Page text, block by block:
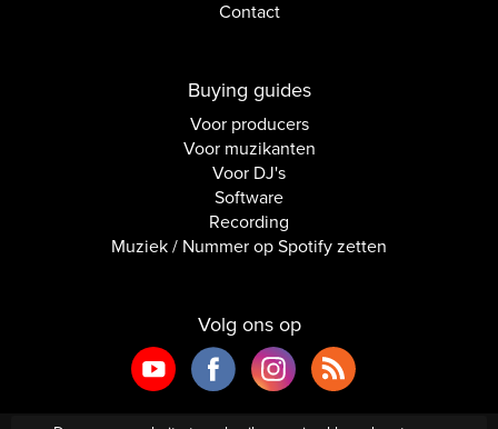
Contact
Buying guides
Voor producers
Voor muzikanten
Voor DJ's
Software
Recording
Muziek / Nummer op Spotify zetten
Volg ons op